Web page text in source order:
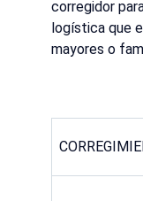
corregidor
logística que
mayores o